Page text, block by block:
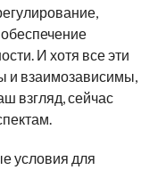
И хотя все эти
и взаимозависимы,
взгляд, сейчас
условия для